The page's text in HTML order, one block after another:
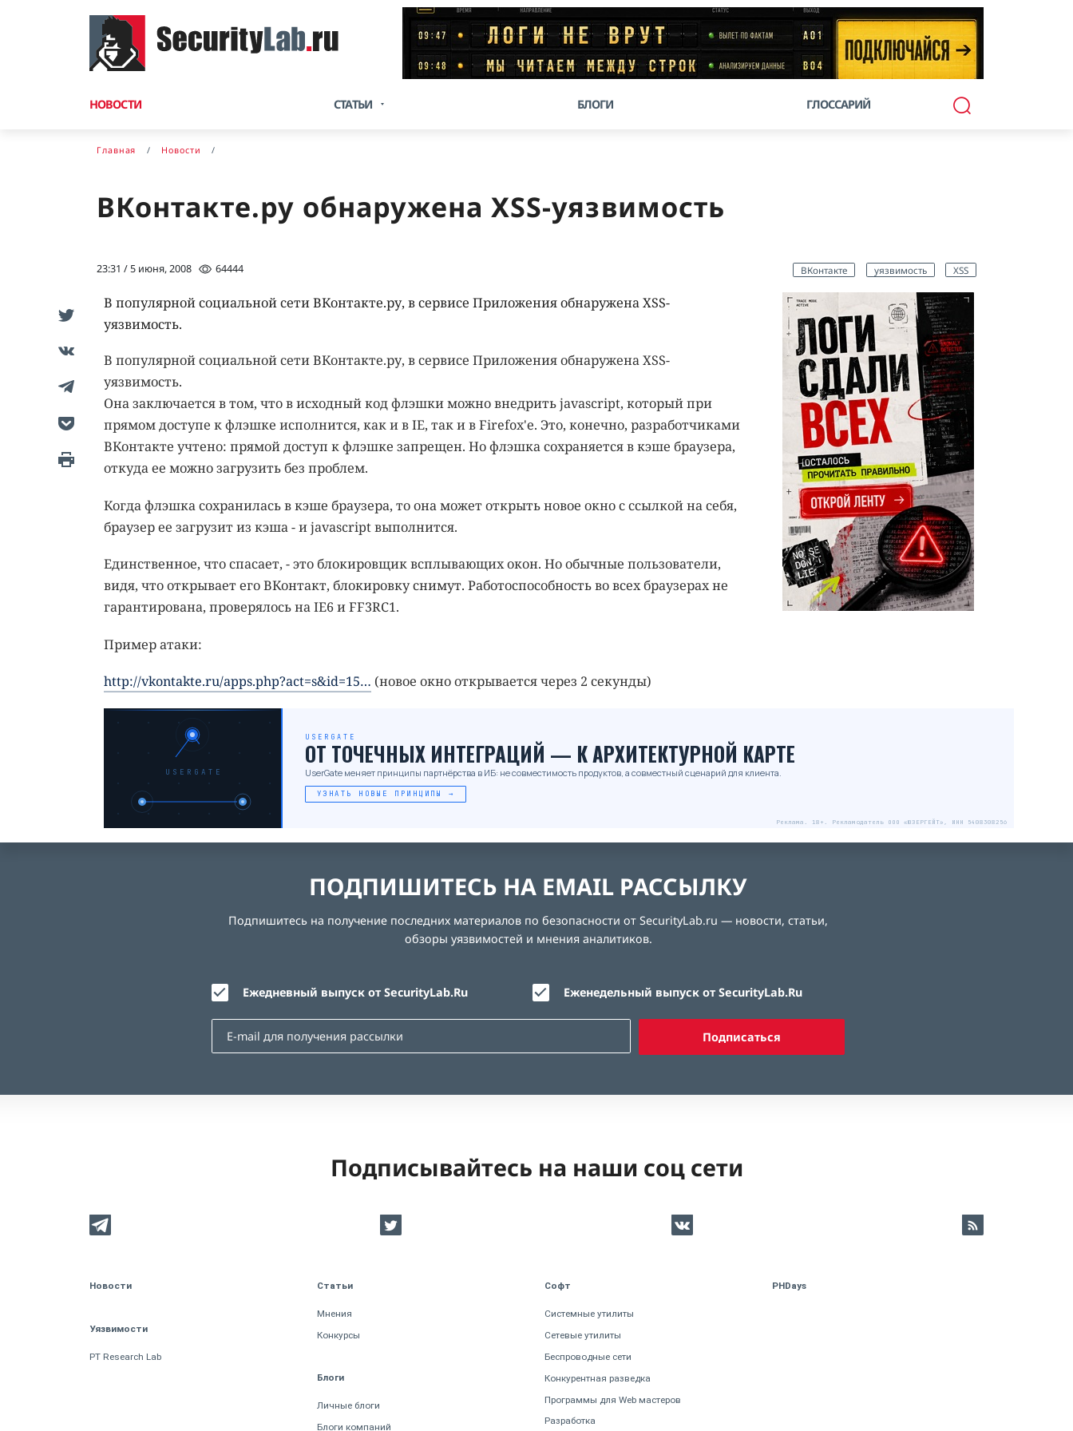
НОВОСТИ СТАТЬИ БЛОГИ ГЛОССАРИЙ
Главная Новости
ВКонтакте.ру обнаружена XSS-уязвимость
23:31 / 5 июня, 2008 64444 ВКонтакте уязвимость XSS
В популярной социальной сети ВКонтакте.ру, в сервисе Приложения обнаружена XSS-
уязвимость.
В популярной социальной сети ВКонтакте.ру, в сервисе Приложения обнаружена XSS-
уязвимость.
Она заключается в том, что в исходный код флэшки можно внедрить javascript, который при
прямом доступе к флэшке исполнится, как и в IE, так и в Firefox'е. Это, конечно, разработчиками
ВКонтакте учтено: прямой доступ к флэшке запрещен. Но флэшка сохраняется в кэше браузера,
откуда ее можно загрузить без проблем.
Когда флэшка сохранилась в кэше браузера, то она может открыть новое окно с ссылкой на себя,
браузер ее загрузит из кэша - и javascript выполнится.
Единственное, что спасает, - это блокировщик всплывающих окон. Но обычные пользователи,
видя, что открывает его ВКонтакт, блокировку снимут. Работоспособность во всех браузерах не
гарантирована, проверялось на IE6 и FF3RC1.
Пример атаки:
http://vkontakte.ru/apps.php?act=s&id=15… (новое окно открывается через 2 секунды)
USERGATE
USERGATE
ОТ ТОЧЕЧНЫХ ИНТЕГРАЦИЙ — К АРХИТЕКТУРНОЙ КАРТЕ
UserGate меняет принципы партнёрства в ИБ: не совместимость продуктов, а совместный сценарий для клиента.
УЗНАТЬ НОВЫЕ ПРИНЦИПЫ →
Реклама. 18+. Рекламодатель ООО «ЮЗЕРГЕЙТ», ИНН 5408308256
ПОДПИШИТЕСЬ НА EMAIL РАССЫЛКУ
Подпишитесь на получение последних материалов по безопасности от SecurityLab.ru — новости, статьи,
обзоры уязвимостей и мнения аналитиков.
Ежедневный выпуск от SecurityLab.Ru Еженедельный выпуск от SecurityLab.Ru
Подписаться
Подписывайтесь на наши соц сети
Новости
Уязвимости
PT Research Lab
Статьи
Мнения
Конкурсы
Блоги
Личные блоги
Блоги компаний
Софт
Системные утилиты
Сетевые утилиты
Беспроводные сети
Конкурентная разведка
Программы для Web мастеров
Разработка
PHDays